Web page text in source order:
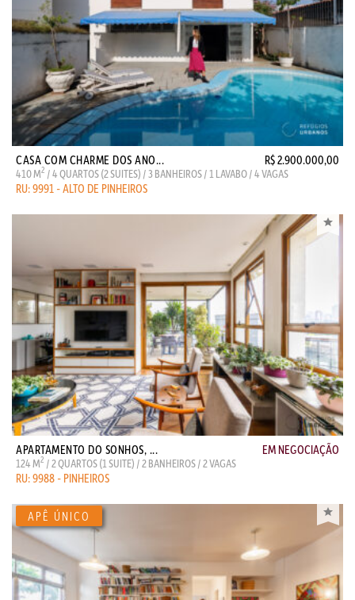
CASA COM CHARME DOS ANO... R$ 2.900.000,00
410 M2 / 4 QUARTOS (2 SUITES) / 3 BANHEIROS / 1 LAVABO / 4 VAGAS
RU: 9991 - ALTO DE PINHEIROS
APARTAMENTO DO SONHOS, ... EM NEGOCIAÇÃO
124 M2 / 2 QUARTOS (1 SUITE) / 2 BANHEIROS / 2 VAGAS
RU: 9988 - PINHEIROS